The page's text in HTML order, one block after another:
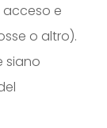
acceso e
o altro).
siano